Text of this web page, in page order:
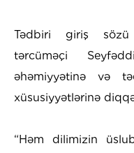
​Tədbiri giriş sözü
tərcüməçi
əhəmiyyətinə və
xüsusiyyətlərinə
​“Həm dilimizin